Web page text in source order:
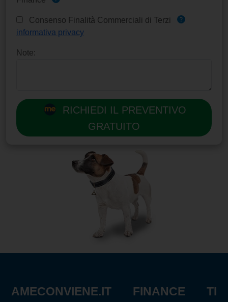
Consenso Finalità Commerciali di Terzi
informativa privacy
Note:
RICHIEDI IL PREVENTIVO
GRATUITO
AMECONVIENE.IT FINANCE TI